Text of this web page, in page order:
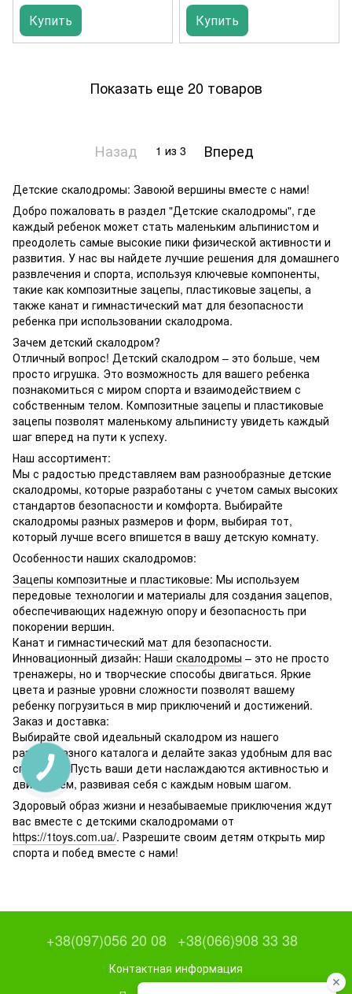
Купить Купить
Показать еще 20 товаров
Назад 1 из 3 Вперед
Детские скалодромы: Завоюй вершины вместе с нами!
Добро пожаловать в раздел "Детские скалодромы", где
каждый ребенок может стать маленьким альпинистом и
преодолеть самые высокие пики физической активности и
развития. У нас вы найдете лучшие решения для домашнего
развлечения и спорта, используя ключевые компоненты,
такие как композитные зацепы, пластиковые зацепы, а
также канат и гимнастический мат для безопасности
ребенка при использовании скалодрома.
Зачем детский скалодром?
Отличный вопрос! Детский скалодром – это больше, чем
просто игрушка. Это возможность для вашего ребенка
познакомиться с миром спорта и взаимодействием с
собственным телом. Композитные зацепы и пластиковые
зацепы позволят маленькому альпинисту увидеть каждый
шаг вперед на пути к успеху.
Наш ассортимент:
Мы с радостью представляем вам разнообразные детские
скалодромы, которые разработаны с учетом самых высоких
стандартов безопасности и комфорта. Выбирайте
скалодромы разных размеров и форм, выбирая тот,
который лучше всего впишется в вашу детскую комнату.
Особенности наших скалодромов:
Зацепы композитные и пластиковые: Мы используем
передовые технологии и материалы для создания зацепов,
обеспечивающих надежную опору и безопасность при
покорении вершин.
Канат и гимнастический мат для безопасности.
Инновационный дизайн: Наши скалодромы – это не просто
тренажеры, но и творческие способы двигаться. Яркие
цвета и разные уровни сложности позволят вашему
ребенку погрузиться в мир приключений и достижений.
Заказ и доставка:
Выбирайте свой идеальный скалодром из нашего
разнообразного каталога и делайте заказ удобным для вас
способом. Пусть ваши дети наслаждаются активностью и
движением, развивая себя с каждым новым шагом.
Здоровый образ жизни и незабываемые приключения ждут
вас вместе с детскими скалодромами от
https://1toys.com.ua/. Разрешите своим детям открыть мир
спорта и побед вместе с нами!
+38(097)056 20 08 +38(066)908 33 38
Контактная информация